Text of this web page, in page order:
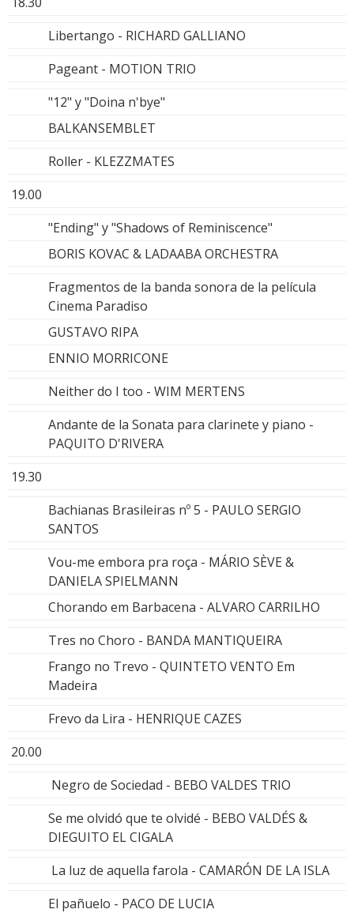
Libertango - RICHARD GALLIANO
Pageant - MOTION TRIO
"12" y "Doina n'bye"
BALKANSEMBLET
Roller - KLEZZMATES
19.00
"Ending" y "Shadows of Reminiscence"
BORIS KOVAC & LADAABA ORCHESTRA
Fragmentos de la banda sonora de la película
Cinema Paradiso
GUSTAVO RIPA
ENNIO MORRICONE
Neither do I too - WIM MERTENS
Andante de la Sonata para clarinete y piano -
PAQUITO D'RIVERA
19.30
Bachianas Brasileiras nº 5 - PAULO SERGIO
SANTOS
Vou-me embora pra roça - MÁRIO SÈVE &
DANIELA SPIELMANN
Chorando em Barbacena - ALVARO CARRILHO
Tres no Choro - BANDA MANTIQUEIRA
Frango no Trevo - QUINTETO VENTO Em
Madeira
Frevo da Lira - HENRIQUE CAZES
20.00
Negro de Sociedad - BEBO VALDES TRIO
Se me olvidó que te olvidé - BEBO VALDÉS &
DIEGUITO EL CIGALA
La luz de aquella farola - CAMARÓN DE LA ISLA
El pañuelo - PACO DE LUCIA